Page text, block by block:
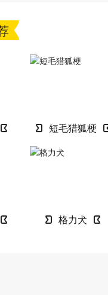
短毛猎狐梗
格力犬